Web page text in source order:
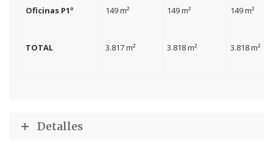
Oficinas P1º 149 m² 149 m² 149 m²
TOTAL 3.817 m² 3.818 m² 3.818 m²
Detalles